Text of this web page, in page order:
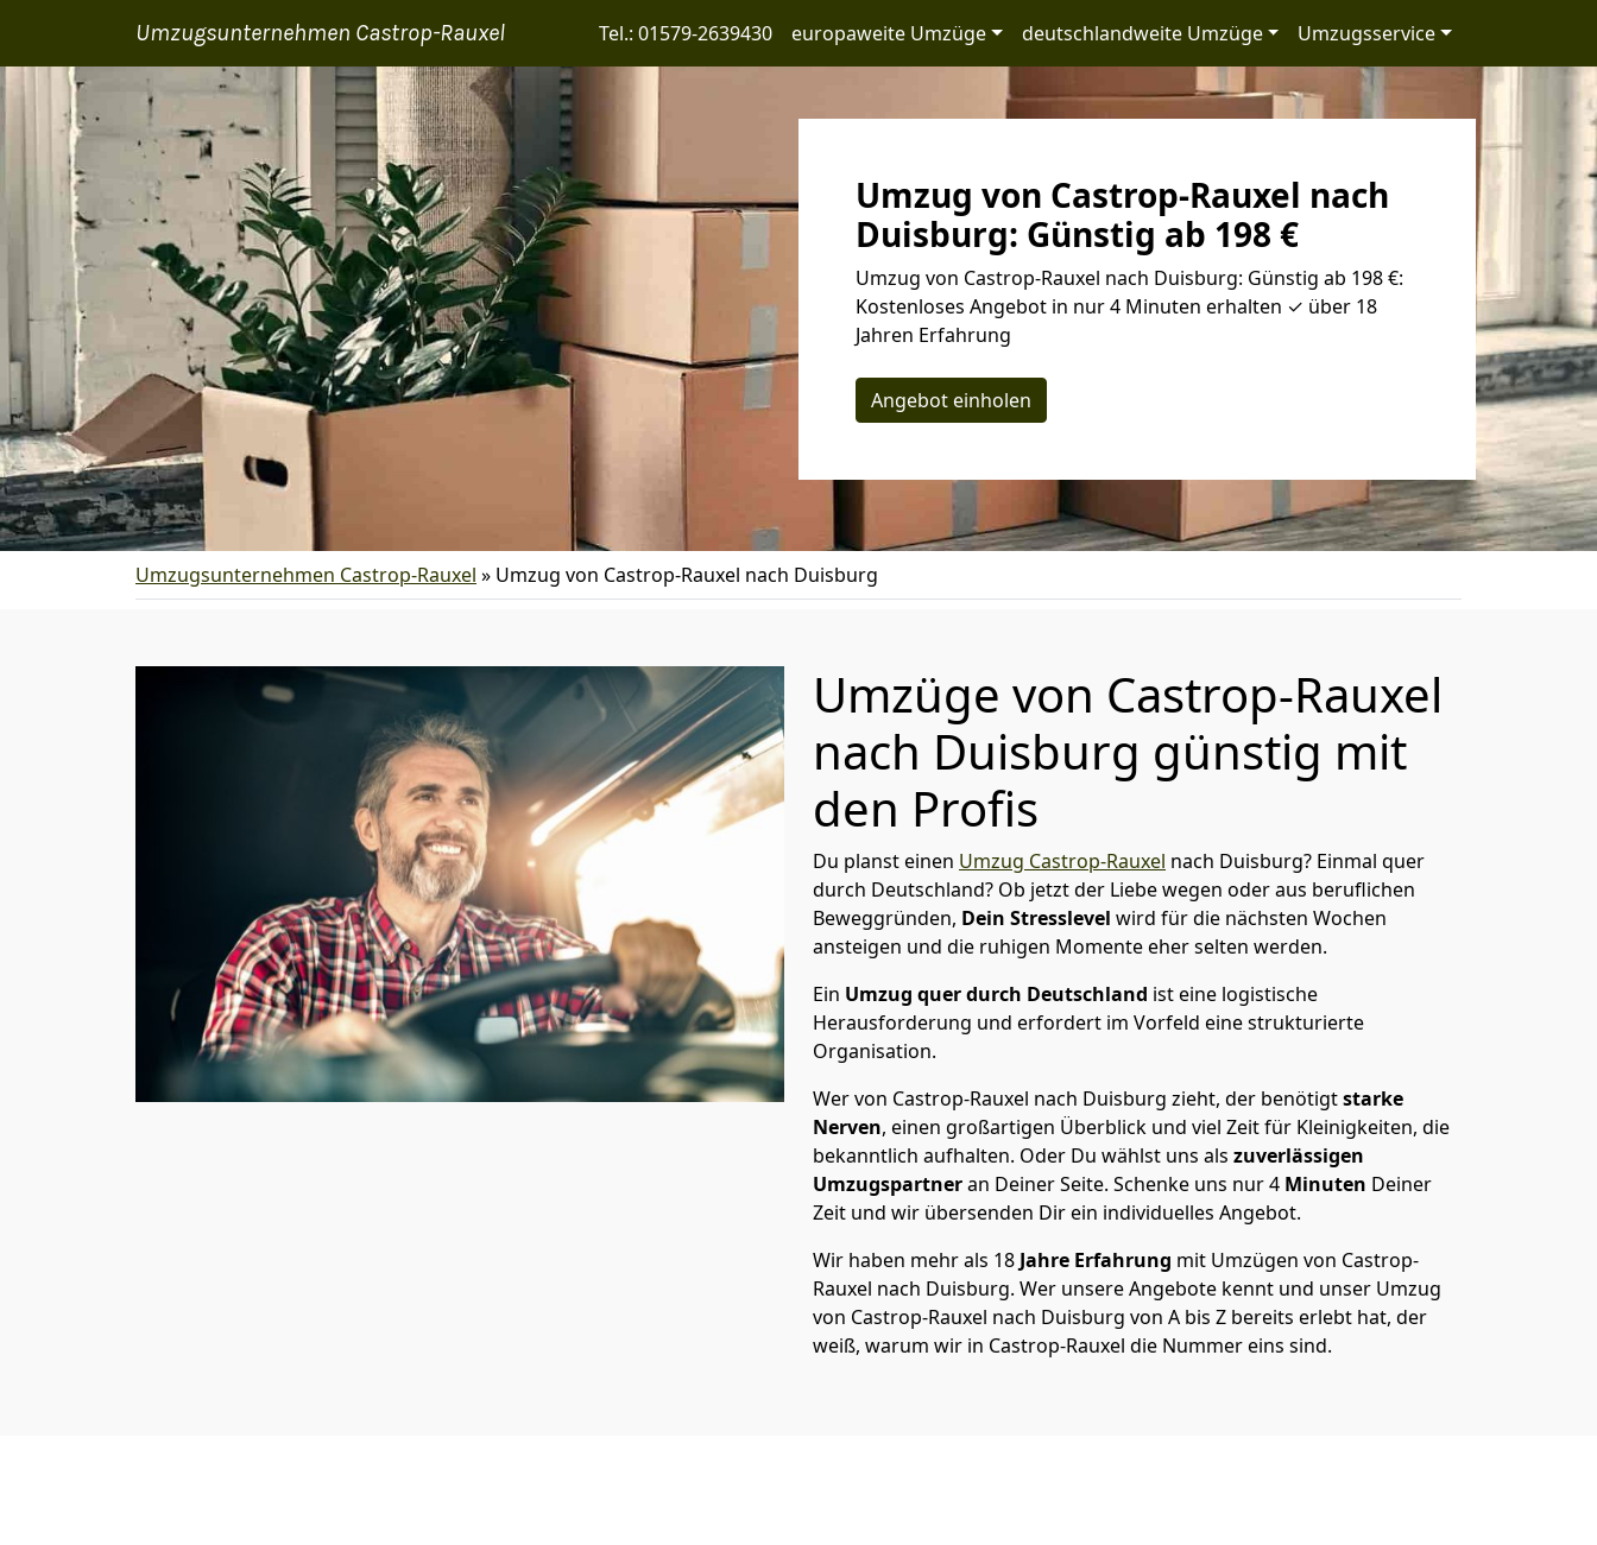
Umzugsunternehmen Castrop-Rauxel Tel.: 01579-2639430 europaweite Umzüge deutschlandweite Umzüge Umzugsservice
Umzug von Castrop-Rauxel nach
Duisburg: Günstig ab 198 €
Umzug von Castrop-Rauxel nach Duisburg: Günstig ab 198 €:
Kostenloses Angebot in nur 4 Minuten erhalten ✓ über 18
Jahren Erfahrung
Angebot einholen
Umzugsunternehmen Castrop-Rauxel » Umzug von Castrop-Rauxel nach Duisburg
Umzüge von Castrop-Rauxel
nach Duisburg günstig mit
den Profis
Du planst einen Umzug Castrop-Rauxel nach Duisburg? Einmal quer
durch Deutschland? Ob jetzt der Liebe wegen oder aus beruflichen
Beweggründen, Dein Stresslevel wird für die nächsten Wochen
ansteigen und die ruhigen Momente eher selten werden.
Ein Umzug quer durch Deutschland ist eine logistische
Herausforderung und erfordert im Vorfeld eine strukturierte
Organisation.
Wer von Castrop-Rauxel nach Duisburg zieht, der benötigtstarke
Nerven, einen großartigen Überblick und viel Zeit für Kleinigkeiten, die
bekanntlich aufhalten. Oder Du wählst uns als zuverlässigen
Umzugspartneran Deiner Seite. Schenke uns nur4 Minuten Deiner
Zeit und wir übersenden Dir ein individuelles Angebot.
Wir haben mehr als 18 Jahre Erfahrung mit Umzügen von Castrop-
Rauxel nach Duisburg. Wer unsere Angebote kennt und unser Umzug
von Castrop-Rauxel nach Duisburg von A bis Z bereits erlebt hat, der
weiß, warum wir in Castrop-Rauxel die Nummer eins sind.